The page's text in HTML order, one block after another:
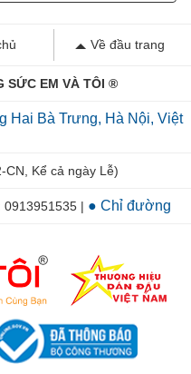
Về đầu trang
SỨC EM VÀ TÔI ®
Hai Bà Trưng, Hà Nội, Việt
Kể cả ngày Lễ)
0913951535 | ● Chỉ đường